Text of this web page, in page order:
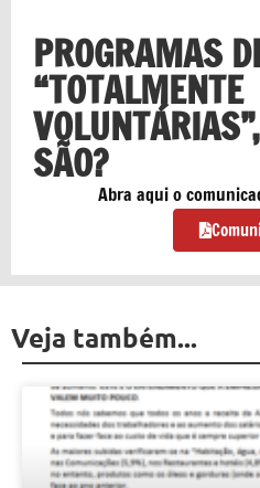
PROGRAMAS
“TOTALMENTE
SÃO?
Abra aqui o
Veja também...